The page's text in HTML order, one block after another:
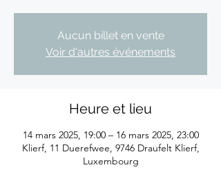
Aucun billet en vente
Voir d'autres événements
Heure et lieu
14 mars 2025, 19:00 – 16 mars 2025, 23:00
Klierf, 11 Duerefwee, 9746 Draufelt Klierf,
Luxembourg